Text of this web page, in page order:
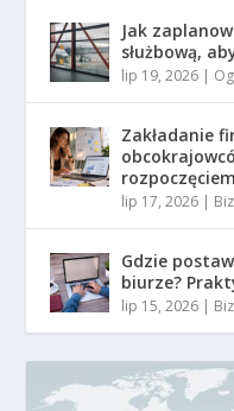
Jak
służbową,
lip 19, 2026 |
Zakładanie
lip 17, 2026 |
Gdzie
biurze?
lip 15, 2026 |